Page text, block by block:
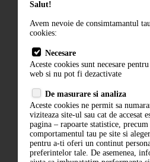
Termeni si
Politica de
ANPC
Salut!
Avem nevoie de consimtamantul
cookies:
Necesare
Aceste cookies sunt necesare
web si nu pot fi dezactivate
De masurare si analiza
Aceste cookies ne permit sa
viziteaza site-ul sau cat de accesat
pagina – rapoarte statistice,
comportamentul tau pe site si
pentru a-ti oferi un continut
preferintelor tale. De asemenea,